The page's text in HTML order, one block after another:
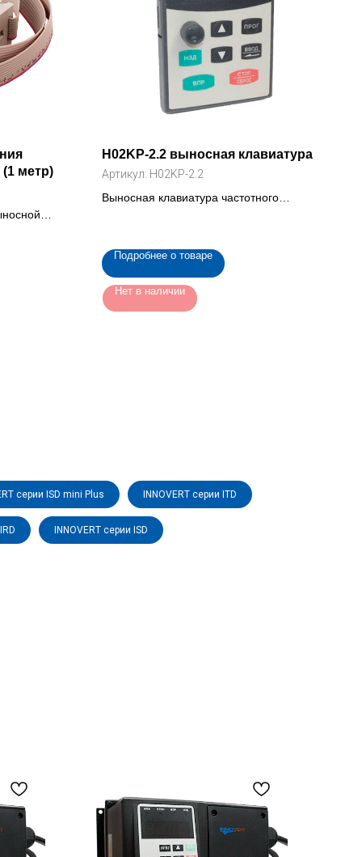
метр)
H02KP-2.2 выносная клавиатура
Артикул: H02KP-2.2
Выносная клавиатура частотного
Подробнее о товаре
Нет в наличии
серии ISD mini Plus INNOVERT серии ITD
INNOVERT серии ISD